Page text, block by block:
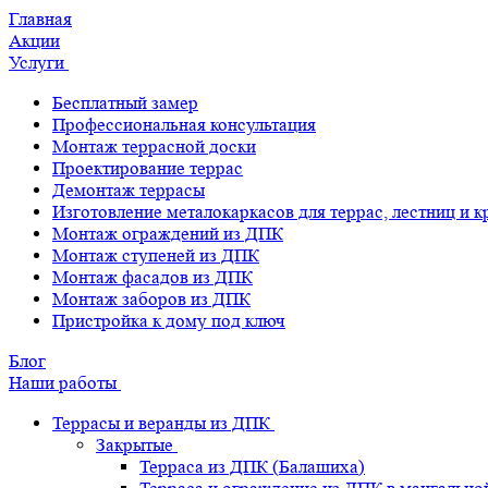
Главная
Акции
Услуги
Бесплатный замер
Профессиональная консультация
Монтаж террасной доски
Проектирование террас
Демонтаж террасы
Изготовление металокаркасов для террас, лестниц и
Монтаж ограждений из ДПК
Монтаж ступеней из ДПК
Монтаж фасадов из ДПК
Монтаж заборов из ДПК
Пристройка к дому под ключ
Блог
Наши работы
Террасы и веранды из ДПК
Закрытые
Терраса из ДПК (Балашиха)